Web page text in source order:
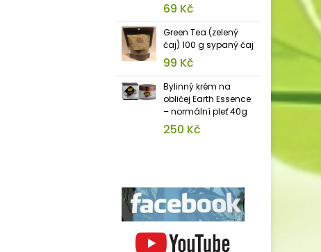
69 Kč
Green Tea (zelený
čaj) 100 g sypaný čaj
99 Kč
Bylinný krém na
obličej Earth Essence
– normální pleť 40g
250 Kč